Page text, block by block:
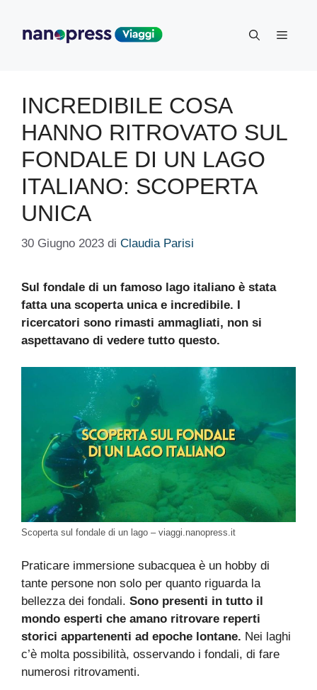
contenuto
Menu
INCREDIBILE COSA
HANNO RITROVATO SUL
FONDALE DI UN LAGO
ITALIANO: SCOPERTA
UNICA
30 Giugno 2023 di Claudia Parisi
Sul fondale di un famoso lago italiano è stata
fatta una scoperta unica e incredibile. I
ricercatori sono rimasti ammagliati, non si
aspettavano di vedere tutto questo.
Scoperta sul fondale di un lago – viaggi.nanopress.it
Praticare immersione subacquea è un hobby di
tante persone non solo per quanto riguarda la
bellezza dei fondali. Sono presenti in tutto il
mondo esperti che amano ritrovare reperti
storici appartenenti ad epoche lontane. Nei laghi
c’è molta possibilità, osservando i fondali, di fare
numerosi ritrovamenti.